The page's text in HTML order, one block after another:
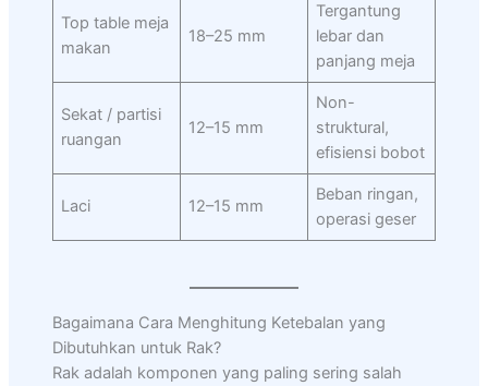
Top table meja
makan
18–25 mm
Tergantung
lebar dan
panjang meja
Sekat / partisi
ruangan
12–15 mm
Non-
struktural,
efisiensi bobot
Laci 12–15 mm
Beban ringan,
operasi geser
Bagaimana Cara Menghitung Ketebalan yang
Dibutuhkan untuk Rak?
Rak adalah komponen yang paling sering salah